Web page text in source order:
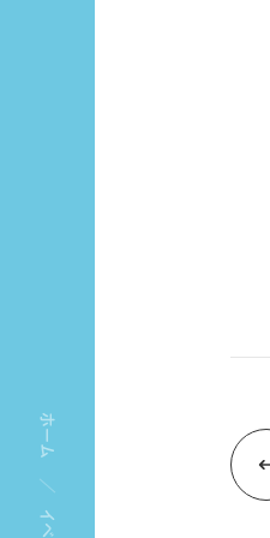
ホーム